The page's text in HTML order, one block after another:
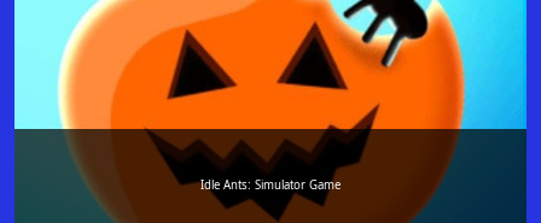
Idle Ants: Simulator Game